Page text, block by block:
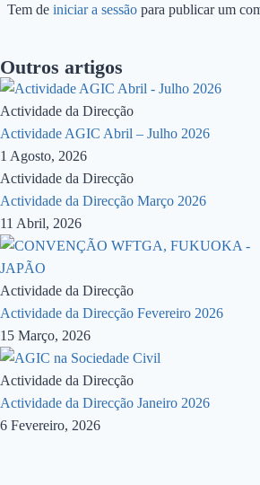
Tem de iniciar a sessão para publicar um
Outros artigos
Actividade da Direcção
Actividade AGIC Abril – Julho 2026
1 Agosto, 2026
Actividade da Direcção
Actividade da Direcção Março 2026
11 Abril, 2026
Actividade da Direcção
Actividade da Direcção Fevereiro 2026
15 Março, 2026
Actividade da Direcção
Actividade da Direcção Janeiro 2026
6 Fevereiro, 2026